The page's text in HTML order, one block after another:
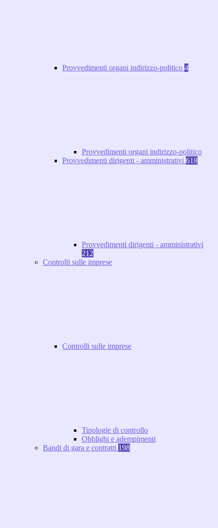
Provvedimenti organi indirizzo-politico 4
Provvedimenti organi indirizzo-politico
Provvedimenti dirigenti - amministrativi 618
Provvedimenti dirigenti - amministrativi
212
Controlli sulle imprese
Controlli sulle imprese
Tipologie di controllo
Obblighi e adempimenti
Bandi di gara e contratti 198